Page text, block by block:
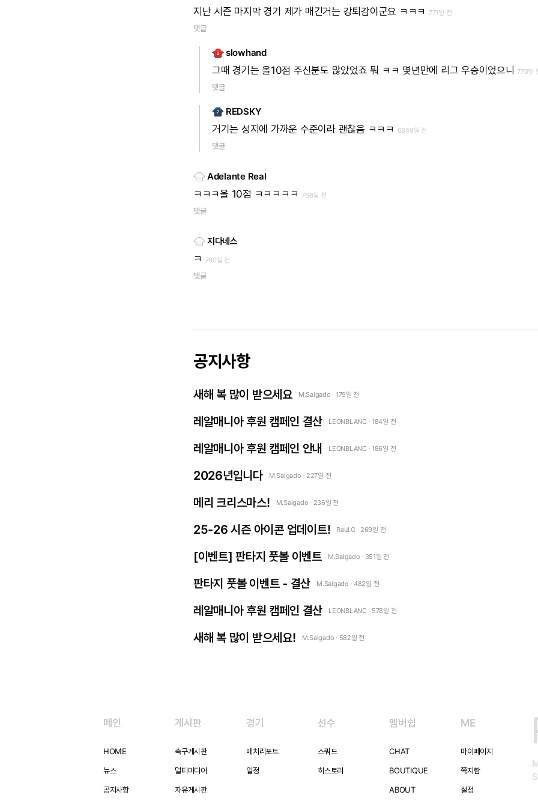
지난 시즌 마지막 경기 제가 매긴거는 강퇴감이군요 ㅋㅋㅋ 771일 전
댓글
slowhand
그때 경기는 올10점 주신분도 많았었죠 뭐 ㅋㅋ 몇년만에 리그 우승이었으니 770일
댓글
REDSKY
거기는 성지에 가까운 수준이라 괜찮음 ㅋㅋㅋ 6849일 전
댓글
Adelante Real
ㅋㅋㅋ올 10점 ㅋㅋㅋㅋㅋ 768일 전
댓글
지다네스
ㅋ 760일 전
댓글
공지사항
새해 복 많이 받으세요 M.Salgado · 179일 전
레알매니아 후원 캠페인 결산 LEONBLANC · 184일 전
레알매니아 후원 캠페인 안내 LEONBLANC · 186일 전
2026년입니다 M.Salgado · 227일 전
메리 크리스마스! M.Salgado · 236일 전
25-26 시즌 아이콘 업데이트! Raul.G · 269일 전
[이벤트] 판타지 풋볼 이벤트 M.Salgado · 351일 전
판타지 풋볼 이벤트 - 결산 M.Salgado · 482일 전
레알매니아 후원 캠페인 결산 LEONBLANC · 578일 전
새해 복 많이 받으세요! M.Salgado · 582일 전
메인
HOME
뉴스
공지사항
게시판
축구게시판
멀티미디어
자유게시판
경기
매치리포트
일정
선수
스쿼드
히스토리
멤버쉽
CHAT
BOUTIQUE
ABOUT
ME
마이페이지
쪽지함
설정